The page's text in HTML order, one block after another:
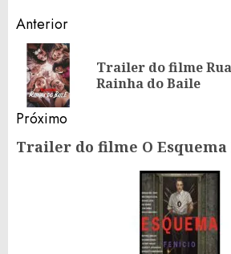
Continue
Reading
Anterior
Trailer do filme
Rainha do Baile
Próximo
Próximo
Trailer do filme O Esquema